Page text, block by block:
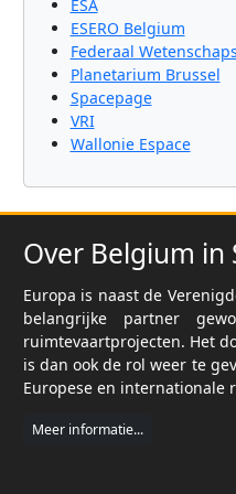
ESA
ESERO Belgium
Federaal
Planetarium Brussel
Spacepage
VRI
Wallonie Espace
Over Belgium in
Europa is naast de
belangrijke partner
ruimtevaartprojecten. Het
is dan ook de rol weer te
Europese en internationale
Meer informatie...